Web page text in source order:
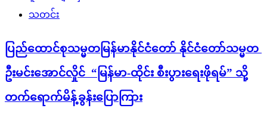
သတင်း
ပြည်ထောင်စုသမ္မတမြန်မာနိုင်ငံတော် နိုင်ငံတော်သမ္မတ
ဦးမင်းအောင်လှိုင် “မြန်မာ-ထိုင်း စီးပွားရေးဖိုရမ်” သို့
တက်ရောက်မိန့်ခွန်းပြောကြား